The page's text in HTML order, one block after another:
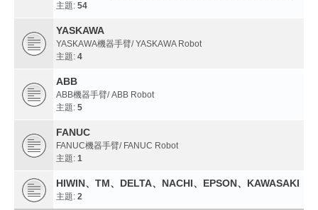
主題: 54
YASKAWA
YASKAWA機器手臂/ YASKAWA Robot
主題: 4
ABB
ABB機器手臂/ ABB Robot
主題: 5
FANUC
FANUC機器手臂/ FANUC Robot
主題: 1
HIWIN、TM、DELTA、NACHI、EPSON、KAWASAKI
主題: 2